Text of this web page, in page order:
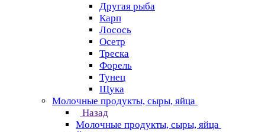
Другая рыба
Карп
Лосось
Осетр
Треска
Форель
Тунец
Щука
Молочные продукты, сыры, яйца
Назад
Молочные продукты, сыры, яйца